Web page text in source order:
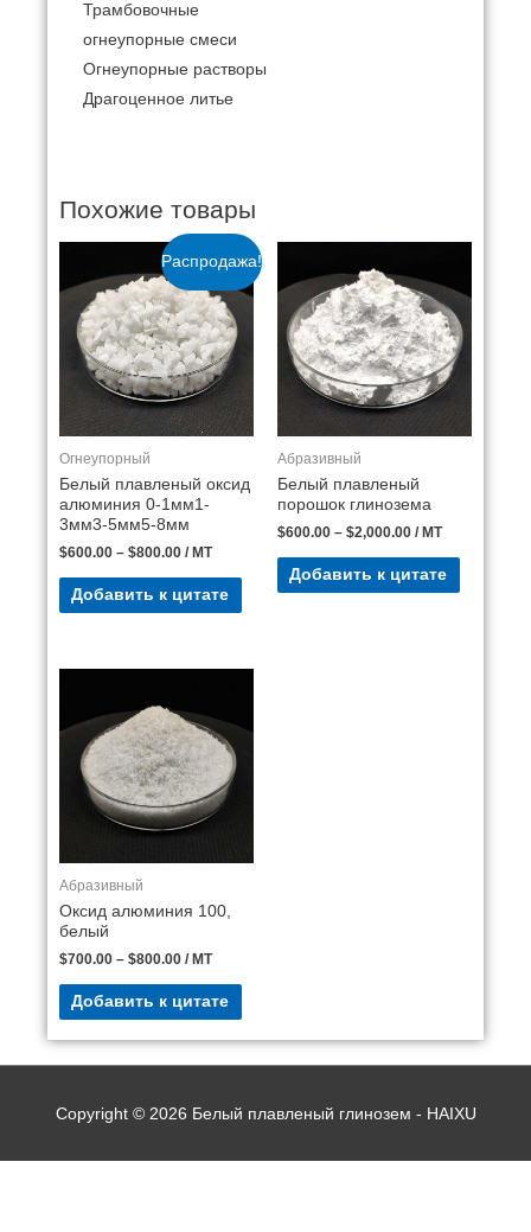
Трамбовочные
огнеупорные смеси
Огнеупорные растворы
Драгоценное литье
Похожие товары
Распродажа!
Огнеупорный
Белый плавленый оксид
алюминия 0-1мм1-
3мм3-5мм5-8мм
$600.00 – $800.00 / MT
Добавить к цитате
Абразивный
Белый плавленый
порошок глинозема
$600.00 – $2,000.00 / MT
Добавить к цитате
Абразивный
Оксид алюминия 100,
белый
$700.00 – $800.00 / MT
Добавить к цитате
Copyright © 2026 Белый плавленый глинозем - HAIXU